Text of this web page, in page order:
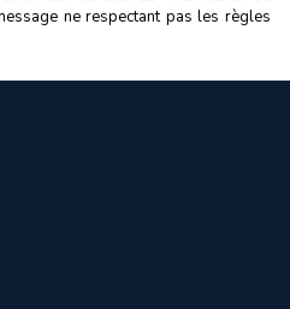
ne respectant pas les règles